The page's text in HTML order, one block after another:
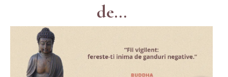
de...